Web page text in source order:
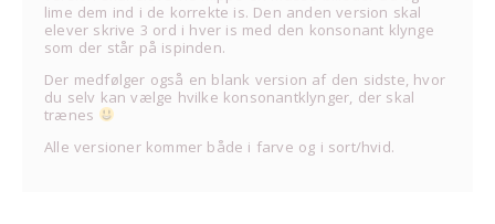
lime dem ind i de korrekte is. Den anden version skal
elever skrive 3 ord i hver is med den konsonant klynge
som der står på ispinden.
Der medfølger også en blank version af den sidste, hvor
du selv kan vælge hvilke konsonantklynger, der skal
trænes
Alle versioner kommer både i farve og i sort/hvid.